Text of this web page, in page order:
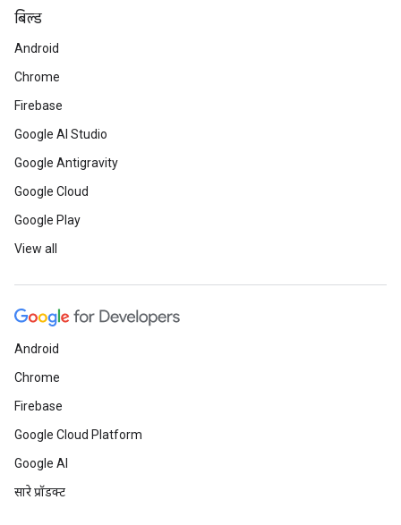
बिल्ड
Android
Chrome
Firebase
Google AI Studio
Google Antigravity
Google Cloud
Google Play
View all
Android
Chrome
Firebase
Google Cloud Platform
Google AI
सारे प्रॉडक्ट